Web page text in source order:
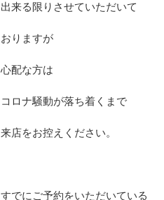
出来る限りさせていただいて
おりますが
心配な方は
コロナ騒動が落ち着くまで
来店をお控えください。
すでにご予約をいただいている